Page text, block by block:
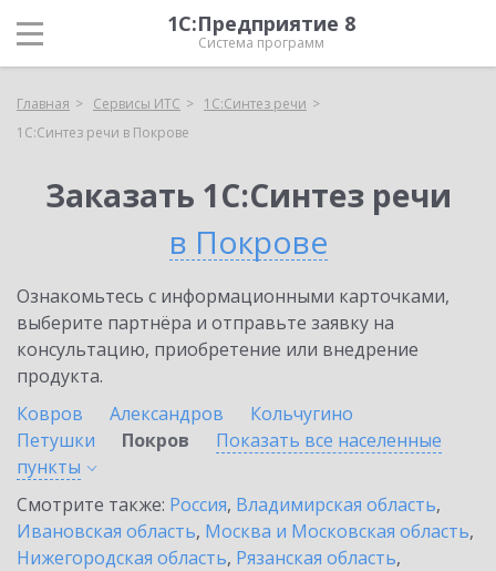
1С:Предприятие 8
Система программ
Главная Сервисы ИТС
1С:Синтез речи
1С:Синтез речи в Покрове
Заказать 1С:Синтез речи
в Покрове
Ознакомьтесь с информационными карточками,
выберите партнёра и отправьте заявку на
консультацию, приобретение или внедрение
продукта.
Ковров
Александров
Кольчугино
Петушки
Покров
Показать все населенные
пункты
Смотрите также: Россия, Владимирская область,
Ивановская область, Москва и Московская область,
Нижегородская область, Рязанская область,